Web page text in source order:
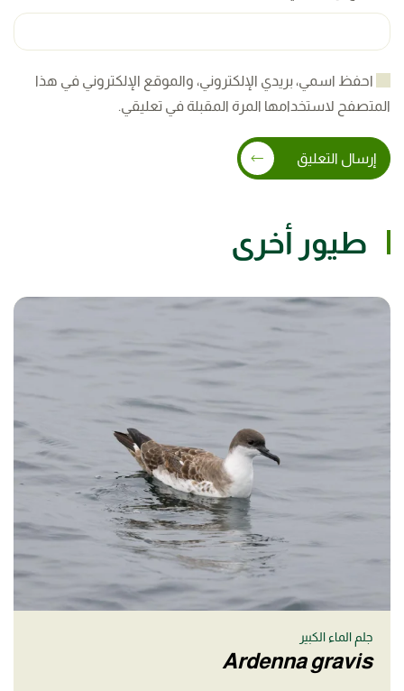
احفظ اسمي، بريدي الإلكتروني، والموقع الإلكتروني في هذا
المتصفح لاستخدامها المرة المقبلة في تعليقي.
إرسال التعليق
طيور أخرى
جلم الماء الكبير
Ardenna gravis